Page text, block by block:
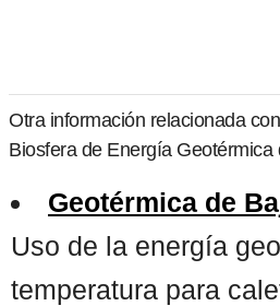
Otra información relacionada
Biosfera de Energía Geotérmica
Geotérmica de
Uso de la energía
temperatura para